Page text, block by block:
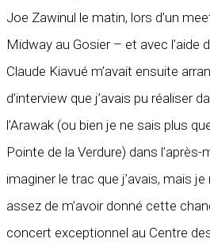
Joe Zawinul le matin, lors d’un
Midway au Gosier – et avec l’aide
Claude Kiavué m’avait ensuite
d’interview que j’avais pu réaliser
l’Arawak (ou bien je ne sais plus
Pointe de la Verdure) dans
imaginer le trac que j’avais, mais
assez de m’avoir donné cette
concert exceptionnel au Centre